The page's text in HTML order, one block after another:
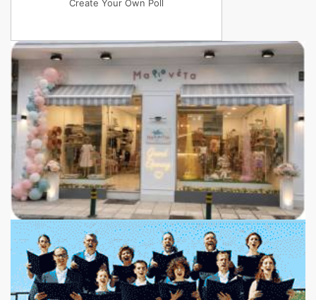
Create Your Own Poll